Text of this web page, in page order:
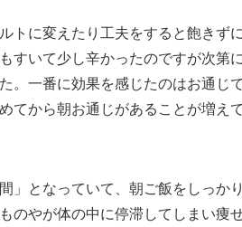
トに変えたり工夫をすると飽きず
すいて少し辛かったのですが次第
。一番に効果を感じたのはお通じ
てから朝お通じがあることが増え
」となっていて、朝ご飯をしっか
のやが体の中に停滞してしまい